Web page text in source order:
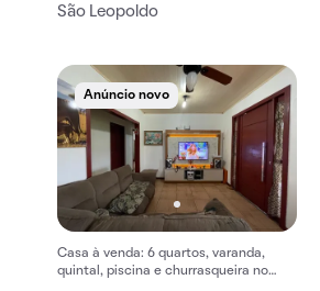
São Leopoldo
Anúncio novo
Casa à venda: 6 quartos, varanda,
quintal, piscina e churrasqueira no